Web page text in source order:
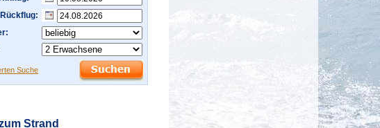
Suche
Strand